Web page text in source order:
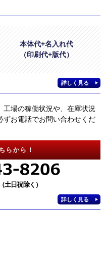
本体代+名入れ代
（印刷代+版代）
詳しく見る
工場の稼働状況や、在庫状況
ずお電話でお問い合わせくだ
らから！
土日祝除く）
詳しく見る